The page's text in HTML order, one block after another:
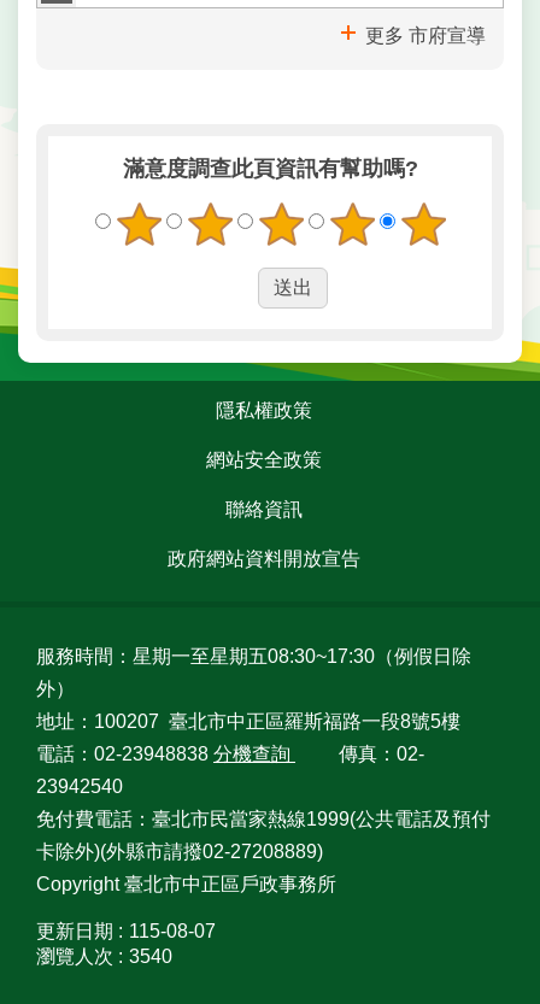
更多 市府宣導
滿意度調查此頁資訊有幫助嗎?
隱私權政策
網站安全政策
聯絡資訊
政府網站資料開放宣告
服務時間：星期一至星期五08:30~17:30（例假日除
外）
地址：100207 臺北市中正區羅斯福路一段8號5樓
電話：02-23948838 分機查詢
傳真：02-
23942540
免付費電話：臺北市民當家熱線1999(公共電話及預付
卡除外)(外縣市請撥02-27208889)
Copyright 臺北市中正區戶政事務所
更新日期
115-08-07
瀏覽人次
3540